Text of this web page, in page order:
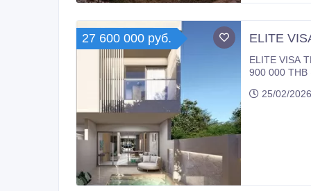
27 600 000 руб. ELITЕ
ELITE VISA THAILAND в подарок —
900 000 THB (≈ $360 000 USD) Современные
Парковка В инвестиционный пакет включён • Меблировка — в подарок • Система «умный дом» — в подарок • 3 месяца
25/02/